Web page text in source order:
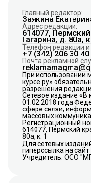
Главный редактор:
Заякина
Адрес редакции:
614077,
Гагарина, д. 80а,
Телефон редакции
+7 (342) 206 30 40
Почта рекламной
При использовании
курсе.ру»
разрешения
Сетевое издание «В
01.02.2018 года
сфере связи,
массовых
Регистрационный
614077, Пермский
80а, к. 1
Для сетевых
гиперссылка на сайт
Учредитель: ООО